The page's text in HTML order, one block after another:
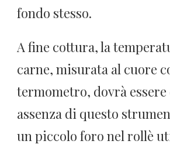
fondo stesso.
A fine cottura, la
carne, misurata al cuore
termometro, dovrà essere
assenza di questo
un piccolo foro nel rollè